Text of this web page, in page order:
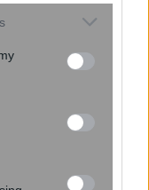
or more Google
You may click to
party tags to